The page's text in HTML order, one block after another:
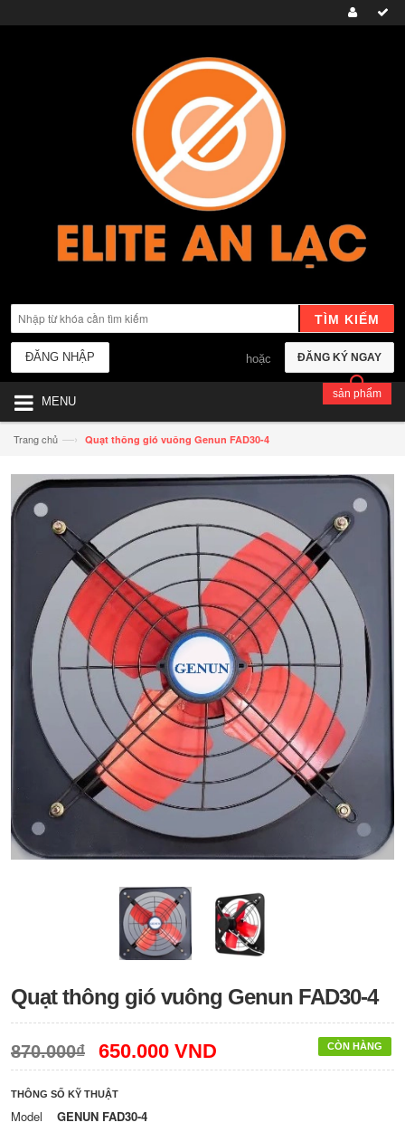
TÌM KIẾM
ĐĂNG KÝ NGAY
hoặc
ĐĂNG NHẬP
MENU
sản phẩm
Trang chủ —› Quạt thông gió vuông Genun FAD30-4
Quạt thông gió vuông Genun FAD30-4
CÒN HÀNG
870.000₫ 650.000 VND
THÔNG SỐ KỸ THUẬT
Model GENUN FAD30-4